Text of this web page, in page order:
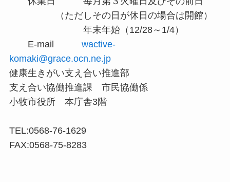
（ただしその日が休日の場合は開館）
年末年始（12/28～1/4）
E-mail wactive-
komaki@grace.ocn.ne.jp
健康生きがい支え合い推進部
支え合い協働推進課 市民協働係
小牧市役所 本庁舎3階
TEL:0568-76-1629
FAX:0568-75-8283